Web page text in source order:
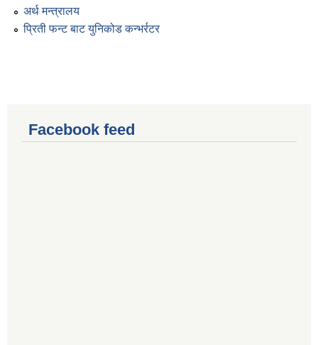
अर्थ मन्त्रालय
प्रिती फन्ट बाट युनिकोड कन्भर्रटर
Facebook feed